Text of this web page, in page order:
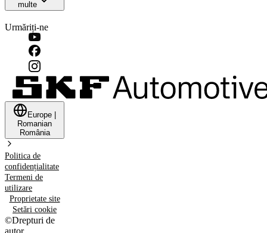
multe
Urmăriți-ne
Europe
Romanian
România
Politica de
confidențialitate
Termeni de
utilizare
Proprietate site
Setări cookie
©Drepturi de
autor